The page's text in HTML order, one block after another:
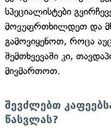
სპეციალისტები
მოვუფრთხილდეთ და
გამოვიყენოთ, როცა
შემთხვევაში კი,
მივმართოთ.
შევძლებთ
წასვლას?